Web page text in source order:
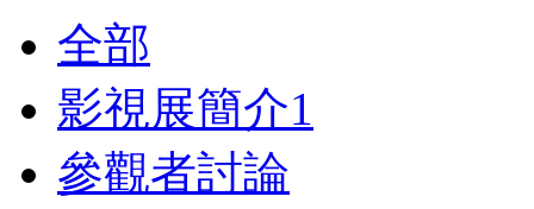
全部
影視展簡介1
參觀者討論